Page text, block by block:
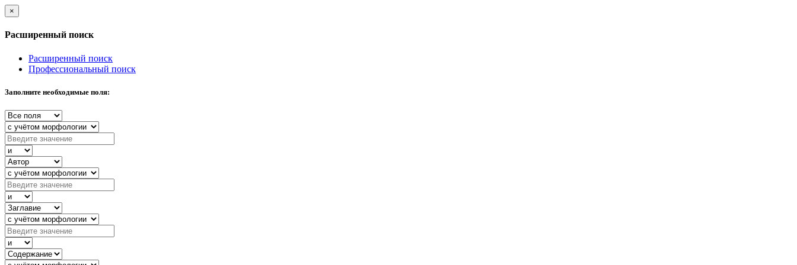
×
Расширенный поиск
Расширенный поиск
Профессиональный поиск
Заполните необходимые поля: